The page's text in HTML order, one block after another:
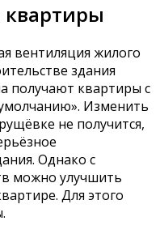
квартиры
вентиляция жилого
здания
получают квартиры с
Изменить
не получится,
Однако с
можно улучшить
Для этого